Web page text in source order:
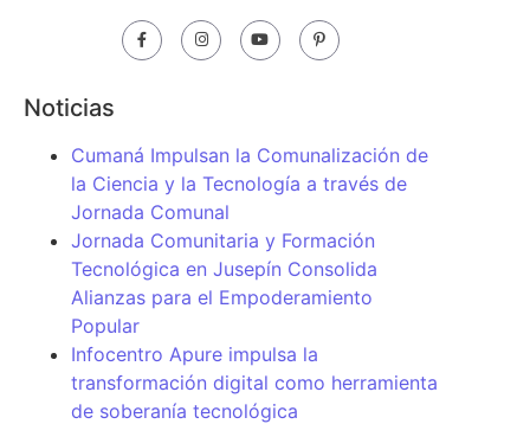
Noticias
Cumaná Impulsan la Comunalización de
la Ciencia y la Tecnología a través de
Jornada Comunal
Jornada Comunitaria y Formación
Tecnológica en Jusepín Consolida
Alianzas para el Empoderamiento
Popular
Infocentro Apure impulsa la
transformación digital como herramienta
de soberanía tecnológica